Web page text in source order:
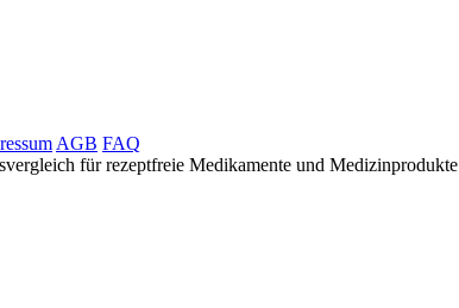
AGB FAQ
für rezeptfreie Medikamente und Medizinprodukte